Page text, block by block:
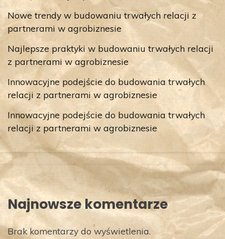
Nowe trendy w budowaniu trwałych relacji z
partnerami w agrobiznesie
Najlepsze praktyki w budowaniu trwałych relacji
z partnerami w agrobiznesie
Innowacyjne podejście do budowania trwałych
relacji z partnerami w agrobiznesie
Innowacyjne podejście do budowania trwałych
relacji z partnerami w agrobiznesie
Najnowsze komentarze
Brak komentarzy do wyświetlenia.